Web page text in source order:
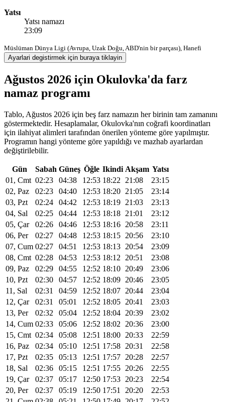
Yatsı
Yatsı namazı
23:09
Müslüman Dünya Ligi (Avrupa, Uzak Doğu, ABD'nin bir parçası), Hanefi
Ayarlari degistirmek için buraya tiklayin
Ağustos 2026 için Okulovka'da farz
namaz programı
Tablo, Ağustos 2026 için beş farz namazın her birinin tam zamanını
göstermektedir. Hesaplamalar, Okulovka'nın coğrafi koordinatları
için ilahiyat alimleri tarafından önerilen yönteme göre yapılmıştır.
Programın hangi yönteme göre yapıldığı ve mazhab ayarlardan
değiştirilebilir.
Gün Sabah Güneş Öğle Ikindi Akşam Yatsı
01, Cmt 02:23 04:38 12:53 18:22 21:08
23:15
02, Paz
02:23 04:40 12:53 18:20 21:05
23:14
03, Pzt
02:24 04:42 12:53 18:19 21:03
23:13
04, Sal
02:25 04:44 12:53 18:18 21:01
23:12
05, Çar
02:26 04:46 12:53 18:16 20:58
23:11
06, Per
02:27 04:48 12:53 18:15 20:56
23:10
07, Cum 02:27 04:51 12:53 18:13 20:54
23:09
08, Cmt 02:28 04:53 12:53 18:12 20:51
23:08
09, Paz
02:29 04:55 12:52 18:10 20:49
23:06
10, Pzt
02:30 04:57 12:52 18:09 20:46
23:05
11, Sal
02:31 04:59 12:52 18:07 20:44
23:04
12, Çar
02:31 05:01 12:52 18:05 20:41
23:03
13, Per
02:32 05:04 12:52 18:04 20:39
23:02
14, Cum 02:33 05:06 12:52 18:02 20:36
23:00
15, Cmt 02:34 05:08 12:51 18:00 20:33
22:59
16, Paz
02:34 05:10 12:51 17:58 20:31
22:58
17, Pzt
02:35 05:13 12:51 17:57 20:28
22:57
18, Sal
02:36 05:15 12:51 17:55 20:26
22:55
19, Çar
02:37 05:17 12:50 17:53 20:23
22:54
20, Per
02:37 05:19 12:50 17:51 20:20
22:53